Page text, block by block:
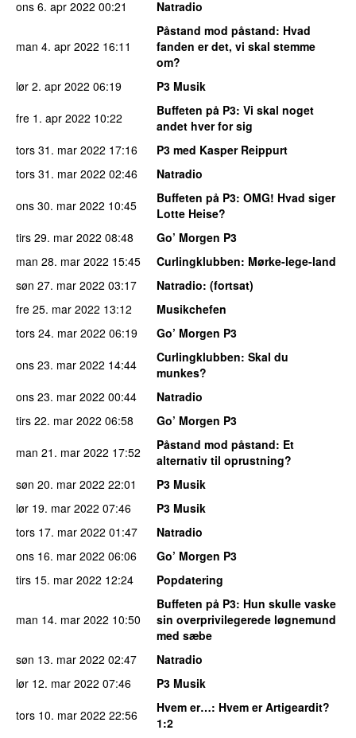
ons 6. apr 2022 00:21 Natradio
man 4. apr 2022 16:11
Påstand mod påstand: Hvad
fanden er det, vi skal stemme
om?
lør 2. apr 2022 06:19
P3 Musik
fre 1. apr 2022 10:22 Buffeten på P3: Vi skal noget
andet hver for sig
tors 31. mar 2022 17:16
P3 med Kasper Reippurt
tors 31. mar 2022 02:46
Natradio
ons 30. mar 2022 10:45 Buffeten på P3: OMG! Hvad siger
Lotte Heise?
tirs 29. mar 2022 08:48
Go’ Morgen P3
man 28. mar 2022 15:45 Curlingklubben: Mørke-lege-land
søn 27. mar 2022 03:17 Natradio: (fortsat)
fre 25. mar 2022 13:12
Musikchefen
tors 24. mar 2022 06:19
Go’ Morgen P3
ons 23. mar 2022 14:44 Curlingklubben: Skal du
munkes?
ons 23. mar 2022 00:44
Natradio
tirs 22. mar 2022 06:58
Go’ Morgen P3
man 21. mar 2022 17:52 Påstand mod påstand: Et
alternativ til oprustning?
søn 20. mar 2022 22:01
P3 Musik
lør 19. mar 2022 07:46
P3 Musik
tors 17. mar 2022 01:47
Natradio
ons 16. mar 2022 06:06
Go’ Morgen P3
tirs 15. mar 2022 12:24 Popdatering
man 14. mar 2022 10:50
Buffeten på P3: Hun skulle vaske
sin overprivilegerede løgnemund
med sæbe
søn 13. mar 2022 02:47
Natradio
lør 12. mar 2022 07:46
P3 Musik
tors 10. mar 2022 22:56 Hvem er…: Hvem er Artigeardit?
1:2